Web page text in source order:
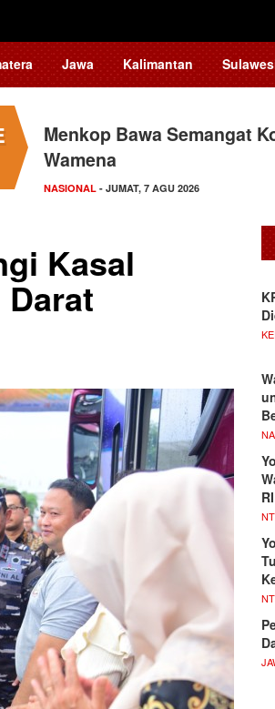
Jawa Kalimantan
Menkop Bawa Semangat
Wamena
NASIONAL - JUMAT, 7 AGU 2026
Kasal